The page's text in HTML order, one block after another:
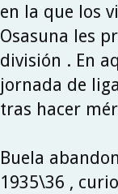
en la que los
Osasuna les
división . En
jornada de
tras hacer
Buela
1935\36 ,